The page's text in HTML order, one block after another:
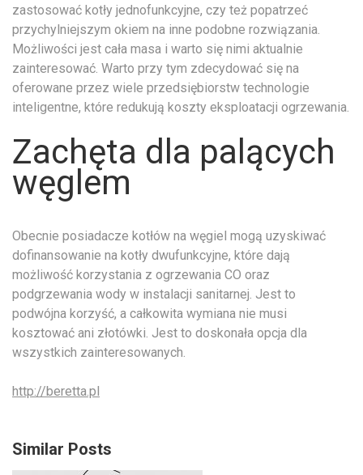
zastosować kotły jednofunkcyjne, czy też popatrzeć
przychylniejszym okiem na inne podobne rozwiązania.
Możliwości jest cała masa i warto się nimi aktualnie
zainteresować. Warto przy tym zdecydować się na
oferowane przez wiele przedsiębiorstw technologie
inteligentne, które redukują koszty eksploatacji ogrzewania.
Zachęta dla palących
węglem
Obecnie posiadacze kotłów na węgiel mogą uzyskiwać
dofinansowanie na kotły dwufunkcyjne, które dają
możliwość korzystania z ogrzewania CO oraz
podgrzewania wody w instalacji sanitarnej. Jest to
podwójna korzyść, a całkowita wymiana nie musi
kosztować ani złotówki. Jest to doskonała opcja dla
wszystkich zainteresowanych.
http://beretta.pl
Similar Posts